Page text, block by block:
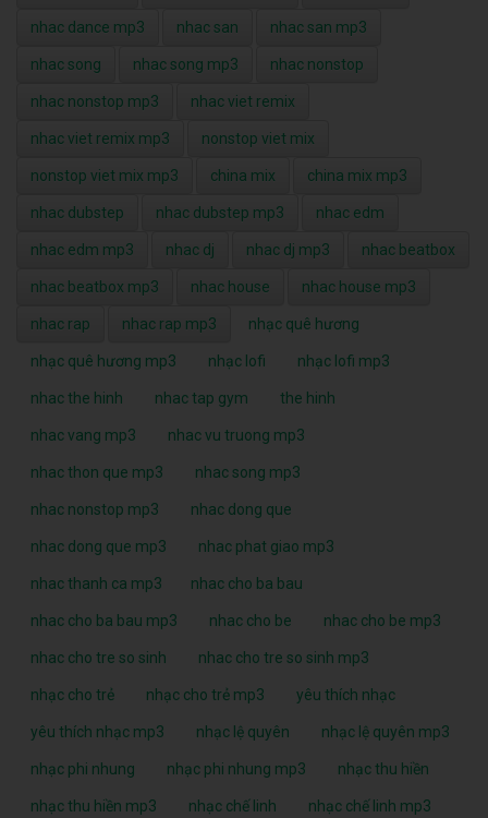
nhac dance mp3 nhac san nhac san mp3
nhac song nhac song mp3 nhac nonstop
nhac nonstop mp3 nhac viet remix
nhac viet remix mp3 nonstop viet mix
nonstop viet mix mp3 china mix china mix mp3
nhac dubstep nhac dubstep mp3 nhac edm
nhac edm mp3 nhac dj nhac dj mp3 nhac beatbox
nhac beatbox mp3 nhac house nhac house mp3
nhac rap nhac rap mp3 nhạc quê hương
nhạc quê hương mp3 nhạc lofi nhạc lofi mp3
nhac the hinh nhac tap gym the hinh
nhac vang mp3 nhac vu truong mp3
nhac thon que mp3 nhac song mp3
nhac nonstop mp3 nhac dong que
nhac dong que mp3 nhac phat giao mp3
nhac thanh ca mp3 nhac cho ba bau
nhac cho ba bau mp3 nhac cho be nhac cho be mp3
nhac cho tre so sinh nhac cho tre so sinh mp3
nhạc cho trẻ nhạc cho trẻ mp3 yêu thích nhạc
yêu thích nhạc mp3 nhạc lệ quyên nhạc lệ quyên mp3
nhạc phi nhung nhạc phi nhung mp3 nhạc thu hiền
nhạc thu hiền mp3 nhạc chế linh nhạc chế linh mp3